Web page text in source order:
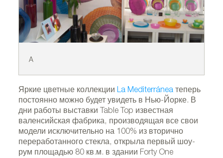
A
Яркие цветные коллекцииLa Mediterránea теперь
постоянно можно будет увидеть в Нью-Йорке. В
дни работы выставки Table Top известная
валенсийская фабрика, производящая все свои
модели исключительно на 100% из вторично
переработанного стекла, открыла первый шоу-
рум площадью 80 кв.м. в здании Forty One